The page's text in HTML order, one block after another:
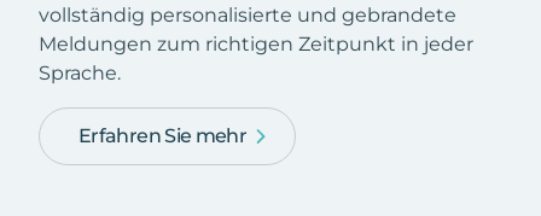
vollständig personalisierte und gebrandete
Meldungen zum richtigen Zeitpunkt in jeder
Sprache.
Erfahren Sie mehr